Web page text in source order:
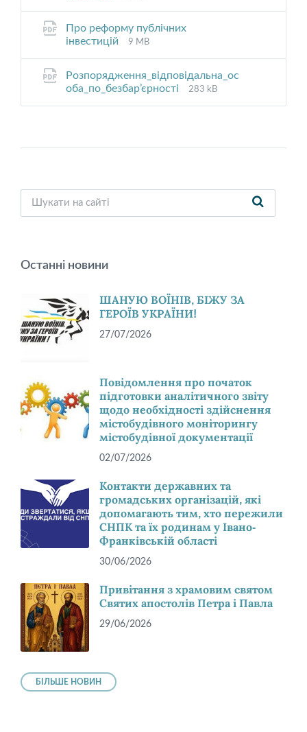
Про реформу публічних
інвестицій
File
File
9 MB
Розпорядження_відповідальна_ос
оба_по_безбар’єрності
File
File
283 kB
Останні новини
ШАНУЮ ВОЇНІВ, БІЖУ ЗА
ГЕРОЇВ УКРАЇНИ!
27/07/2026
Повідомлення про початок
підготовки аналітичного звіту
щодо необхідності здійснення
містобудівного моніторингу
містобудівної документації
02/07/2026
Контакти державних та
громадських організацій, які
допомагають тим, хто пережили
СНПК та їх родинам у Івано-
Франківській області
30/06/2026
Привітання з храмовим святом
Святих апостолів Петра і Павла
29/06/2026
БІЛЬШЕ НОВИН